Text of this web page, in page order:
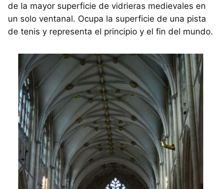
de la mayor superficie de vidrieras medievales en
un solo ventanal. Ocupa la superficie de una pista
de tenis y representa el principio y el fin del mundo.